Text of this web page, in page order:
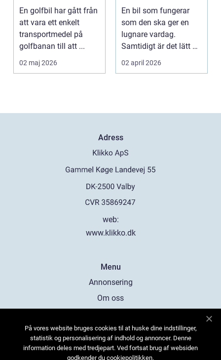
En golfbil har gått från
att vara ett enkelt
transportmedel på
golfbanan till att ...
02 maj 2026
tryggare bilvardag
En bil som fungerar
som den ska ger en
lugnare vardag.
Samtidigt är det lätt att
skjuta upp service ...
02 april 2026
Adress
web:
www.klikko.dk
Menu
Annonsering
Om oss
Kontakta oss
Sitemap
På vores website bruges cookies til at huske dine indstillinger,
statistik og personalisering af indhold og annoncer. Denne
information deles med tredjepart. Ved fortsat brug af websiden
godkender du cookiepolitikken.